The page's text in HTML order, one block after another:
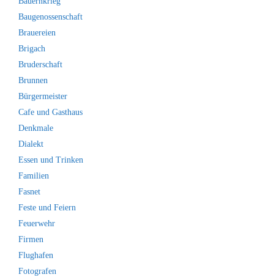
Baugenossenschaft
Brauereien
Brigach
Bruderschaft
Brunnen
Bürgermeister
Cafe und Gasthaus
Denkmale
Dialekt
Essen und Trinken
Familien
Fasnet
Feste und Feiern
Feuerwehr
Firmen
Flughafen
Fotografen